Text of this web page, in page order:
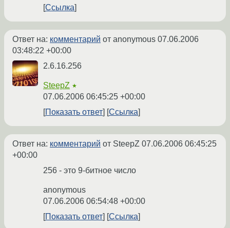
Ссылка
Ответ на: комментарий от anonymous 07.06.2006
03:48:22 +00:00
2.6.16.256
SteepZ ★
07.06.2006 06:45:25 +00:00
Показать ответ
Ссылка
Ответ на: комментарий от SteepZ 07.06.2006 06:45:25
+00:00
256 - это 9-битное число
anonymous
07.06.2006 06:54:48 +00:00
Показать ответ
Ссылка